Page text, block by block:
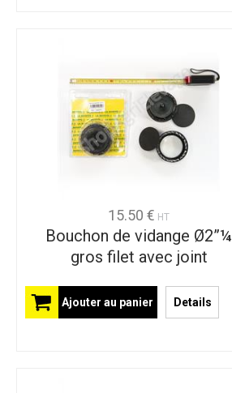
15.50 € HT
Bouchon de vidange Ø2”¼
gros filet avec joint
Ajouter au panier Details